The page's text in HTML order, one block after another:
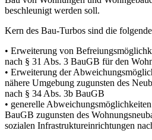
beschleunigt werden soll.
Kern des Bau-Turbos sind die
• Erweiterung von
nach § 31 Abs. 3 BauGB für den
• Erweiterung der
nähere Umgebung zugunsten des
nach § 34 Abs. 3b BauGB
• generelle
BauGB zugunsten des
sozialen Infrastruktureinrichtungen